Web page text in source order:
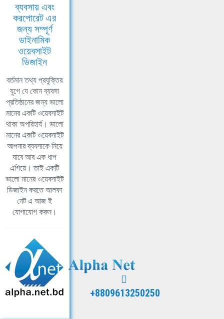
ব্যবসায় এবং
করপোরেট এর
জন্য সম্পূর্ণ
ডাইনামিক
ওয়েবসাইট
ডিজাইন
বর্তমান তথ্য প্রযুক্তির
যুগে যে কোন ব্যবসা
প্রতিষ্ঠানের জন্য ভালো
মানের একটি ওয়েবসাইট
থাকা অপরিহার্য। ভালো
মানের একটি ওয়েবসাইট
আপনার ব্যবসাকে নিয়ে
যাবে আর এক ধাপ
এগিয়ে। তাই একটি
ভালো মানের ওয়েবসাইট
ডিজাইন করতে আলফা
নেট এ আজ ই
যোগাযোগ করুন।
+8809613250250